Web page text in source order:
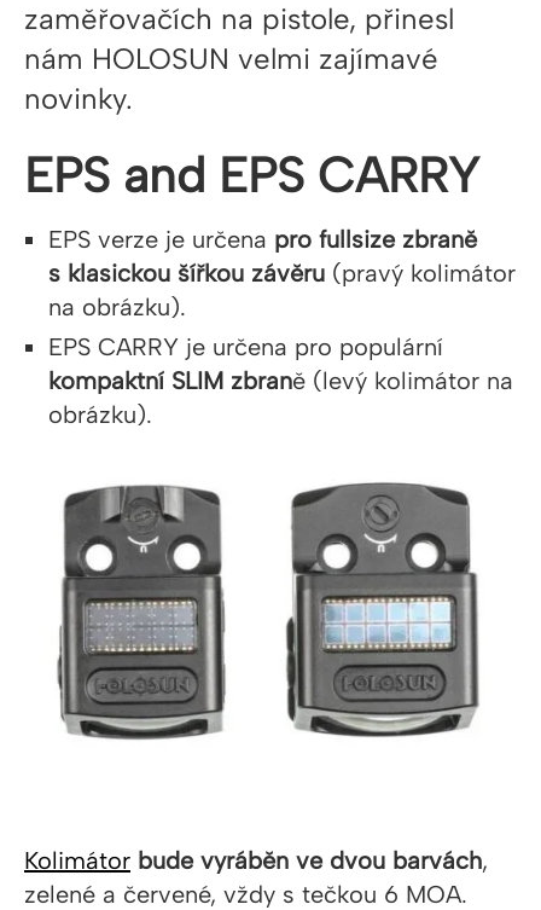
zaměřovačích na pistole, přinesl
nám HOLOSUN velmi zajímavé
novinky.
EPS and EPS CARRY
EPS verze je určena pro fullsize zbraně
s klasickou šířkou závěru (pravý kolimátor
na obrázku).
EPS CARRY je určena pro populární
kompaktní SLIM zbraně (levý kolimátor na
obrázku).
Kolimátor bude vyráběn ve dvou barvách,
zelené a červené, vždy s tečkou 6 MOA.